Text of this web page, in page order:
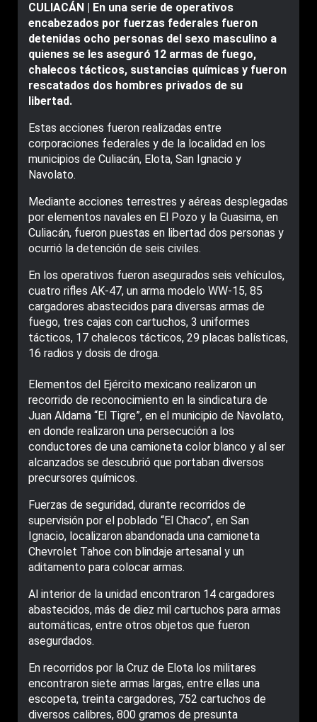
CULIACÁN | En una serie de operativos
encabezados por fuerzas federales fueron
detenidas ocho personas del sexo masculino a
quienes se les aseguró 12 armas de fuego,
chalecos tácticos, sustancias químicas y fueron
rescatados dos hombres privados de su
libertad.
Estas acciones fueron realizadas entre
corporaciones federales y de la localidad en los
municipios de Culiacán, Elota, San Ignacio y
Navolato.
Mediante acciones terrestres y aéreas desplegadas
por elementos navales en El Pozo y la Guasima, en
Culiacán, fueron puestas en libertad dos personas y
ocurrió la detención de seis civiles.
En los operativos fueron asegurados seis vehículos,
cuatro rifles AK-47, un arma modelo WW-15, 85
cargadores abastecidos para diversas armas de
fuego, tres cajas con cartuchos, 3 uniformes
tácticos, 17 chalecos tácticos, 29 placas balísticas,
16 radios y dosis de droga.
Elementos del Ejército mexicano realizaron un
recorrido de reconocimiento en la sindicatura de
Juan Aldama “El Tigre”, en el municipio de Navolato,
en donde realizaron una persecución a los
conductores de una camioneta color blanco y al ser
alcanzados se descubrió que portaban diversos
precursores químicos.
Fuerzas de seguridad, durante recorridos de
supervisión por el poblado “El Chaco”, en San
Ignacio, localizaron abandonada una camioneta
Chevrolet Tahoe con blindaje artesanal y un
aditamento para colocar armas.
Al interior de la unidad encontraron 14 cargadores
abastecidos, más de diez mil cartuchos para armas
automáticas, entre otros objetos que fueron
asegurdados.
En recorridos por la Cruz de Elota los militares
encontraron siete armas largas, entre ellas una
escopeta, treinta cargadores, 752 cartuchos de
diversos calibres, 800 gramos de presunta